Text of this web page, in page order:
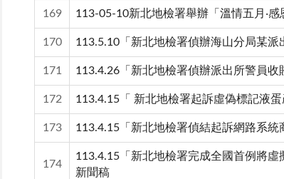
169 113-05-10新北地檢署舉辦「溫情五月‧
170 113.5.10「新北地檢署偵辦海山分局某
171 113.4.26「新北地檢署偵辦派出所警員
172 113.4.15「 新北地檢署起訴虛偽標記液
173 113.4.15「新北地檢署偵結起訴網路系
174
113.4.15「新北地檢署完成全國首例將虛
新聞稿